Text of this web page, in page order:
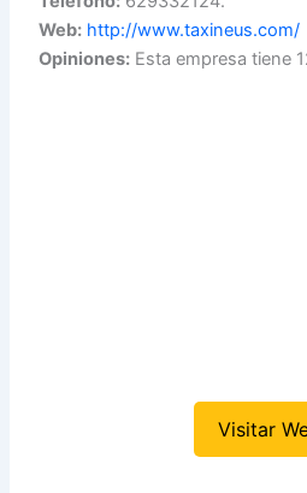
Web: http://www.taxineus.com/
Opiniones: Esta empresa tiene
Visitar